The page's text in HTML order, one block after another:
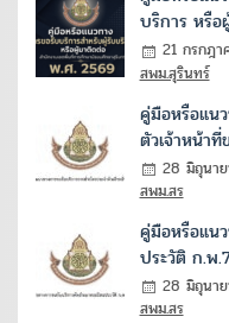
บริการ หรื
21 กรกฎ
สพม.สุรินทร์
คู่มือหรือแน
ตัวเจ้าหน้าที่
28 มิถุนา
สพม.สร
คู่มือหรือแน
ประวัติ ก.พ
28 มิถุนา
สพม.สร